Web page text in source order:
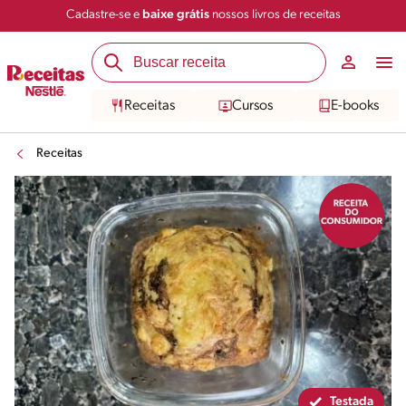
Cadastre-se e baixe grátisnossos livros de receitas
Receitas Cursos E-books
Receitas
Salvar Compartilhar
Testada